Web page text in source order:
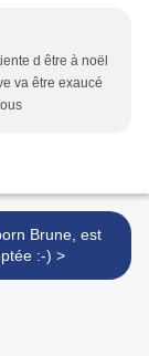
d être à noël
va être exaucé
Brune, est
adoptée :-) >